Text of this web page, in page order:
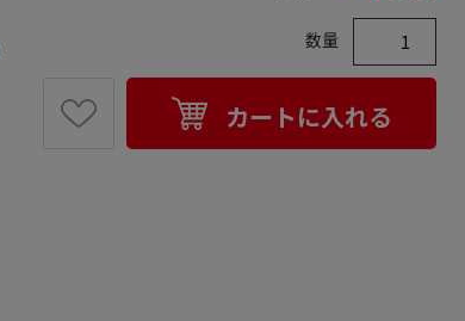
数量
カートに入れる